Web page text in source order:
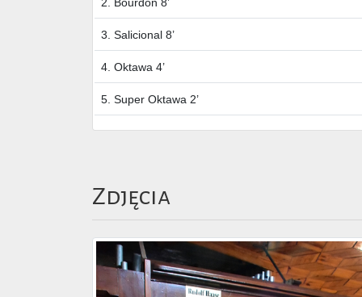
2. Bourdon 8’
3. Salicional 8’
4. Oktawa 4’
5. Super Oktawa 2’
Zdjęcia